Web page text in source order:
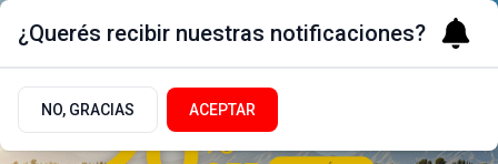
¿Querés recibir nuestras notificaciones?
NO, GRACIAS ACEPTAR